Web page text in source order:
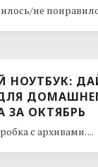
не
НОУТБУК:
ЗА ОКТЯБРЬ
с архивами. ...